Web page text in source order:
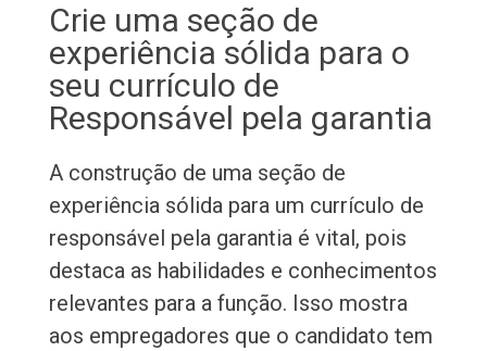
Crie uma seção de
experiência sólida para o
seu currículo de
Responsável pela garantia
A construção de uma seção de
experiência sólida para um currículo de
responsável pela garantia é vital, pois
destaca as habilidades e conhecimentos
relevantes para a função. Isso mostra
aos empregadores que o candidato tem